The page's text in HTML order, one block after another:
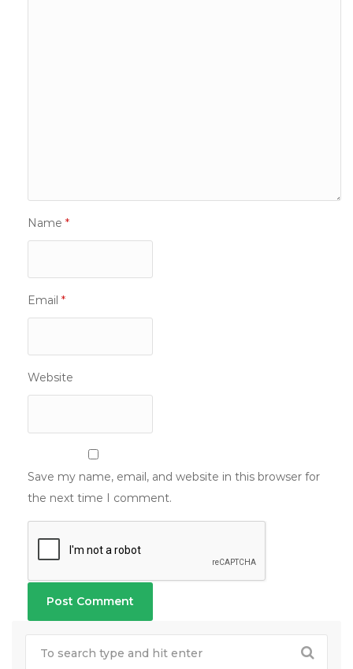
Name *
Email *
Website
Save my name, email, and website in this browser for
the next time I comment.